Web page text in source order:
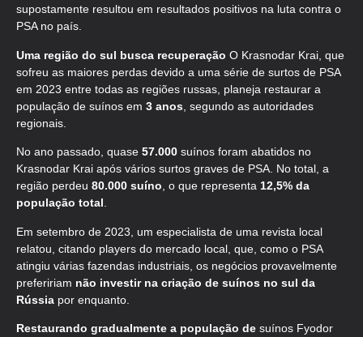
supostamente resultou em resultados positivos na luta contra o
PSA no país.
Uma região do sul busca recuperação O Krasnodar Krai, que
sofreu as maiores perdas devido a uma série de surtos de PSA
em 2023 entre todas as regiões russas, planeja restaurar a
população de suínos em 3 anos , segundo as autoridades
regionais.
No ano passado, quase 57.000 suínos foram abatidos no
Krasnodar Krai após vários surtos graves de PSA. No total, a
região perdeu 80.000 suíno , o que representa 12,5% da
população total
Em setembro de 2023, um especialista de uma revista local
relatou, citando players do mercado local, que, como o PSA
atingiu várias fazendas industriais, os negócios provavelmente
prefeririam não investir na criação de suínos no sul da
Rússia por enquanto.
Restaurando gradualmente a população de suínos Fyodor